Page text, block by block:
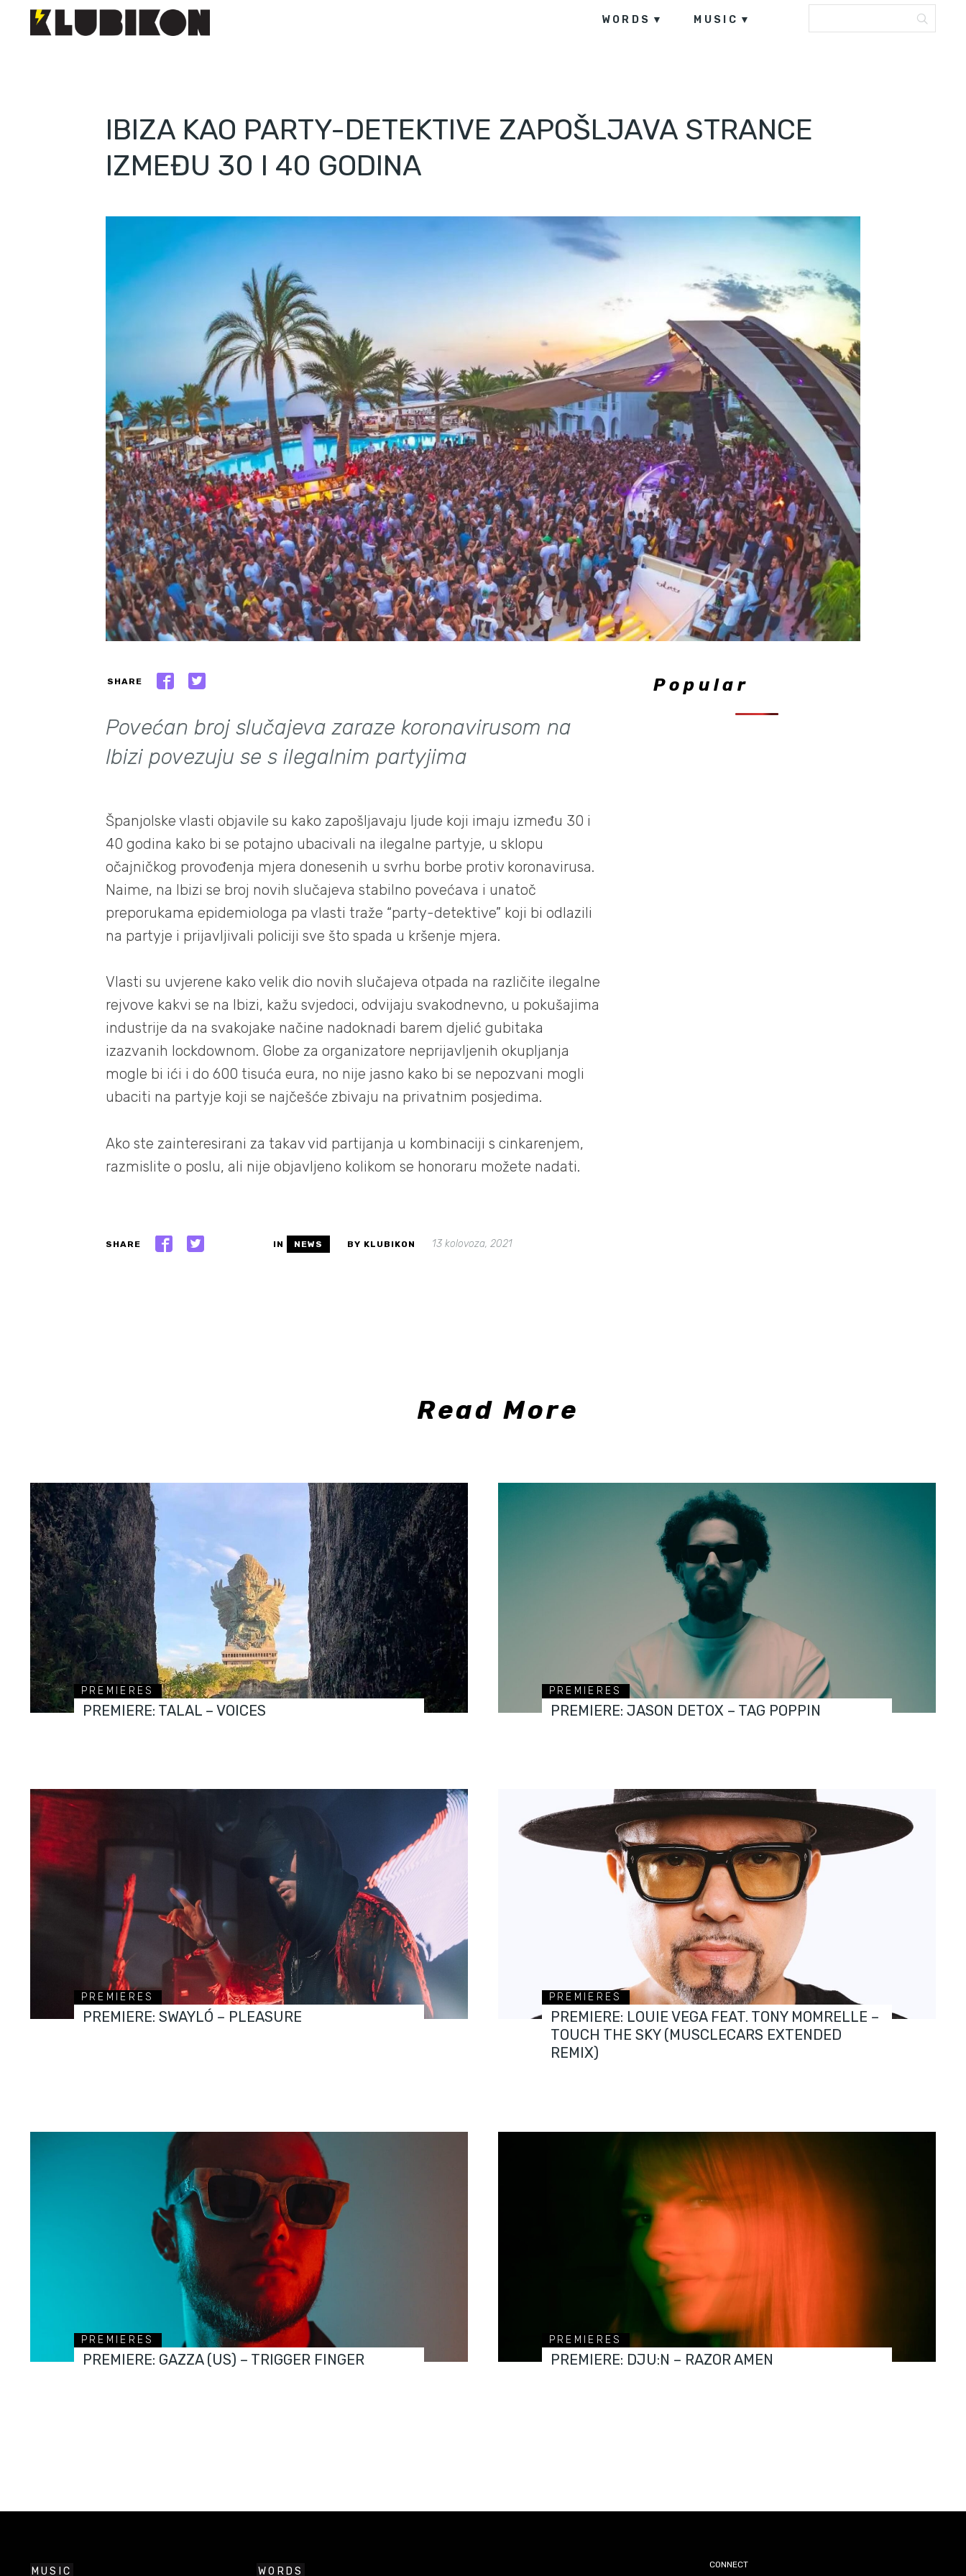
WORDS MUSIC
IBIZA KAO PARTY-DETEKTIVE ZAPOŠLJAVA STRANCE
IZMEĐU 30 I 40 GODINA
SHARE
Povećan broj slučajeva zaraze koronavirusom na
Ibizi povezuju se s ilegalnim partyjima
Španjolske vlasti objavile su kako zapošljavaju ljude koji imaju između 30 i
40 godina kako bi se potajno ubacivali na ilegalne partyje, u sklopu
očajničkog provođenja mjera donesenih u svrhu borbe protiv koronavirusa.
Naime, na Ibizi se broj novih slučajeva stabilno povećava i unatoč
preporukama epidemiologa pa vlasti traže “party-detektive” koji bi odlazili
na partyje i prijavljivali policiji sve što spada u kršenje mjera.
Vlasti su uvjerene kako velik dio novih slučajeva otpada na različite ilegalne
rejvove kakvi se na Ibizi, kažu svjedoci, odvijaju svakodnevno, u pokušajima
industrije da na svakojake načine nadoknadi barem djelić gubitaka
izazvanih lockdownom. Globe za organizatore neprijavljenih okupljanja
mogle bi ići i do 600 tisuća eura, no nije jasno kako bi se nepozvani mogli
ubaciti na partyje koji se najčešće zbivaju na privatnim posjedima.
Ako ste zainteresirani za takav vid partijanja u kombinaciji s cinkarenjem,
razmislite o poslu, ali nije objavljeno kolikom se honoraru možete nadati.
SHARE IN NEWS BY KLUBIKON 13 kolovoza, 2021
Popular
Read More
PREMIERES
PREMIERE: TALAL – VOICES
PREMIERES
PREMIERE: JASON DETOX – TAG POPPIN
PREMIERES
PREMIERE: SWAYLÓ – PLEASURE
PREMIERES
PREMIERE: LOUIE VEGA FEAT. TONY MOMRELLE –
TOUCH THE SKY (MUSCLECARS EXTENDED
REMIX)
PREMIERES
PREMIERE: GAZZA (US) – TRIGGER FINGER
PREMIERES
PREMIERE: DJU:N – RAZOR AMEN
MUSIC WORDS
CONNECT